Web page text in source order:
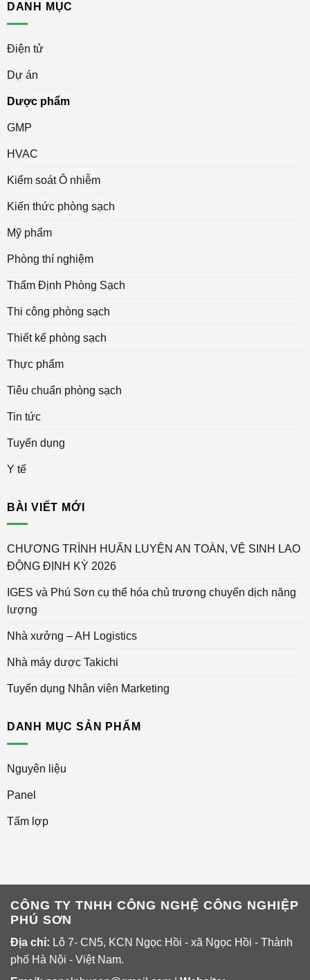
DANH MỤC
Điện tử
Dự án
Dược phẩm
GMP
HVAC
Kiểm soát Ô nhiễm
Kiến thức phòng sạch
Mỹ phẩm
Phòng thí nghiệm
Thẩm Định Phòng Sạch
Thi công phòng sạch
Thiết kế phòng sạch
Thực phẩm
Tiêu chuẩn phòng sạch
Tin tức
Tuyển dụng
Y tế
BÀI VIẾT MỚI
CHƯƠNG TRÌNH HUẤN LUYỆN AN TOÀN, VỆ SINH LAO
ĐỘNG ĐỊNH KỲ 2026
IGES và Phú Sơn cụ thể hóa chủ trương chuyển dịch năng
lượng
Nhà xưởng – AH Logistics
Nhà máy dược Takichi
Tuyển dụng Nhân viên Marketing
DANH MỤC SẢN PHẨM
Nguyên liệu
Panel
Tấm lợp
CÔNG TY TNHH CÔNG NGHỆ CÔNG NGHIỆP
PHÚ SƠN
Địa chỉ: Lô 7- CN5, KCN Ngọc Hồi - xã Ngọc Hồi - Thành
phố Hà Nội - Việt Nam.